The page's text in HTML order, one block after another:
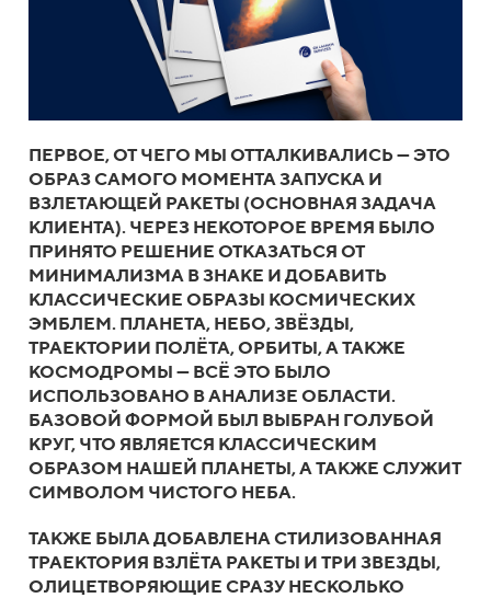
ПЕРВОЕ, ОТ ЧЕГО МЫ ОТТАЛКИВАЛИСЬ — ЭТО
ОБРАЗ САМОГО МОМЕНТА ЗАПУСКА И
ВЗЛЕТАЮЩЕЙ РАКЕТЫ (ОСНОВНАЯ ЗАДАЧА
КЛИЕНТА). ЧЕРЕЗ НЕКОТОРОЕ ВРЕМЯ БЫЛО
ПРИНЯТО РЕШЕНИЕ ОТКАЗАТЬСЯ ОТ
МИНИМАЛИЗМА В ЗНАКЕ И ДОБАВИТЬ
КЛАССИЧЕСКИЕ ОБРАЗЫ КОСМИЧЕСКИХ
ЭМБЛЕМ. ПЛАНЕТА, НЕБО, ЗВЁЗДЫ,
ТРАЕКТОРИИ ПОЛЁТА, ОРБИТЫ, А ТАКЖЕ
КОСМОДРОМЫ — ВСЁ ЭТО БЫЛО
ИСПОЛЬЗОВАНО В АНАЛИЗЕ ОБЛАСТИ.
БАЗОВОЙ ФОРМОЙ БЫЛ ВЫБРАН ГОЛУБОЙ
КРУГ, ЧТО ЯВЛЯЕТСЯ КЛАССИЧЕСКИМ
ОБРАЗОМ НАШЕЙ ПЛАНЕТЫ, А ТАКЖЕ СЛУЖИТ
СИМВОЛОМ ЧИСТОГО НЕБА.
ТАКЖЕ БЫЛА ДОБАВЛЕНА СТИЛИЗОВАННАЯ
ТРАЕКТОРИЯ ВЗЛЁТА РАКЕТЫ И ТРИ ЗВЕЗДЫ,
ОЛИЦЕТВОРЯЮЩИЕ СРАЗУ НЕСКОЛЬКО